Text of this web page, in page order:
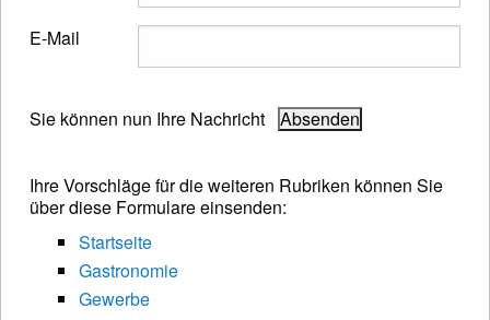
E-Mail
Sie können nun Ihre Nachricht
Ihre Vorschläge für die weiteren Rubriken können Sie
über diese Formulare einsenden:
Startseite
Gastronomie
Gewerbe